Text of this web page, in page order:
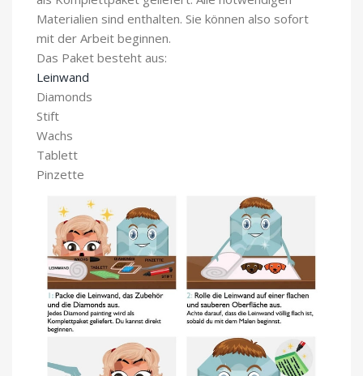
Materialien sind enthalten. Sie können also sofort
mit der Arbeit beginnen.
Das Paket besteht aus:
Leinwand
Diamonds
Stift
Wachs
Tablett
Pinzette